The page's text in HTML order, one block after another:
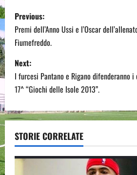
P
o
s
t
n
a
v
i
Previous:
Premi dell’Anno Ussi e l’Oscar
Fiumefreddo.
Next:
I furcesi Pantano e Rigano difenderanno
17^ “Giochi delle Isole 2013”.
STORIE CORRELATE